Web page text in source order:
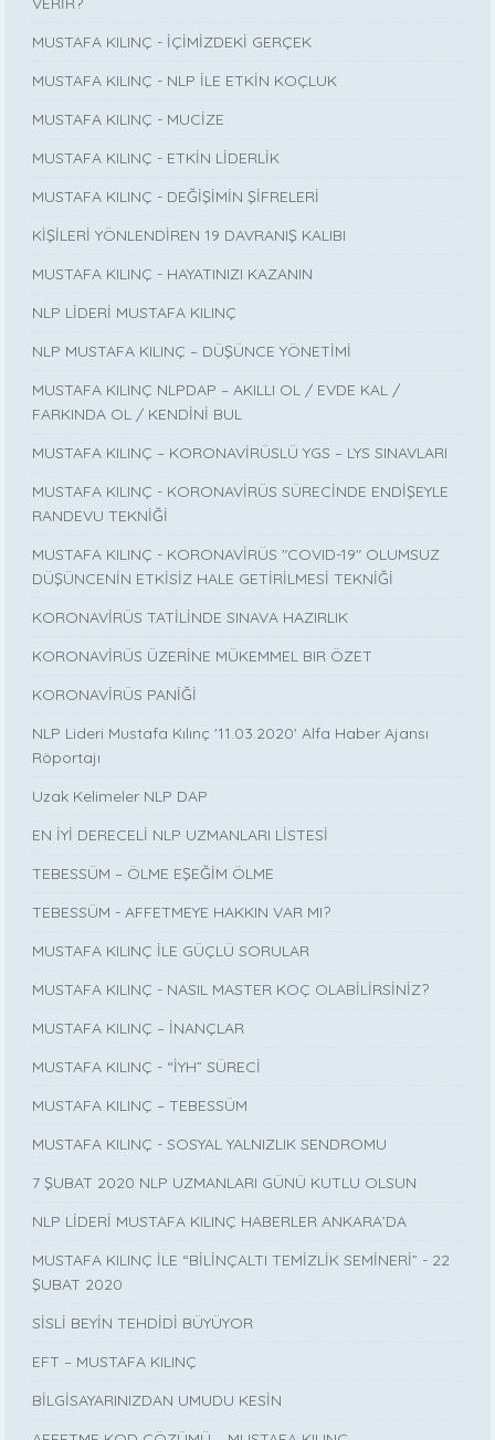
MUSTAFA KILINÇ - İÇİMİZDEKİ GERÇEK
MUSTAFA KILINÇ - NLP İLE ETKİN KOÇLUK
MUSTAFA KILINÇ - MUCİZE
MUSTAFA KILINÇ - ETKİN LİDERLİK
MUSTAFA KILINÇ - DEĞİŞİMİN ŞİFRELERİ
KİŞİLERİ YÖNLENDİREN 19 DAVRANIŞ KALIBI
MUSTAFA KILINÇ - HAYATINIZI KAZANIN
NLP LİDERİ MUSTAFA KILINÇ
NLP MUSTAFA KILINÇ – DÜŞÜNCE YÖNETİMİ
MUSTAFA KILINÇ NLPDAP – AKILLI OL / EVDE KAL /
FARKINDA OL / KENDİNİ BUL
MUSTAFA KILINÇ – KORONAVİRÜSLÜ YGS – LYS SINAVLARI
MUSTAFA KILINÇ - KORONAVİRÜS SÜRECİNDE ENDİŞEYLE
RANDEVU TEKNİĞİ
MUSTAFA KILINÇ - KORONAVİRÜS "COVID-19" OLUMSUZ
DÜŞÜNCENİN ETKİSİZ HALE GETİRİLMESİ TEKNİĞİ
KORONAVİRÜS TATİLİNDE SINAVA HAZIRLIK
KORONAVİRÜS ÜZERİNE MÜKEMMEL BIR ÖZET
KORONAVİRÜS PANİĞİ
NLP Lideri Mustafa Kılınç '11.03.2020' Alfa Haber Ajansı
Röportajı
Uzak Kelimeler NLP DAP
EN İYİ DERECELİ NLP UZMANLARI LİSTESİ
TEBESSÜM – ÖLME EŞEĞİM ÖLME
TEBESSÜM - AFFETMEYE HAKKIN VAR MI?
MUSTAFA KILINÇ İLE GÜÇLÜ SORULAR
MUSTAFA KILINÇ - NASIL MASTER KOÇ OLABİLİRSİNİZ?
MUSTAFA KILINÇ – İNANÇLAR
MUSTAFA KILINÇ - “İYH” SÜRECİ
MUSTAFA KILINÇ – TEBESSÜM
MUSTAFA KILINÇ - SOSYAL YALNIZLIK SENDROMU
7 ŞUBAT 2020 NLP UZMANLARI GÜNÜ KUTLU OLSUN
NLP LİDERİ MUSTAFA KILINÇ HABERLER ANKARA’DA
MUSTAFA KILINÇ İLE “BİLİNÇALTI TEMİZLİK SEMİNERİ” - 22
ŞUBAT 2020
SİSLİ BEYİN TEHDİDİ BÜYÜYOR
EFT – MUSTAFA KILINÇ
BİLGİSAYARINIZDAN UMUDU KESİN